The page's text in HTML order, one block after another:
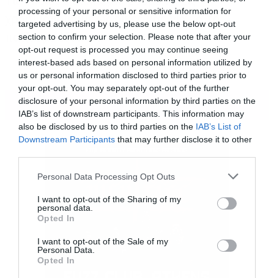
processing of your personal or sensitive information for
targeted advertising by us, please use the below opt-out
section to confirm your selection. Please note that after your
opt-out request is processed you may continue seeing
interest-based ads based on personal information utilized by
us or personal information disclosed to third parties prior to
your opt-out. You may separately opt-out of the further
disclosure of your personal information by third parties on the
IAB’s list of downstream participants. This information may
also be disclosed by us to third parties on the IAB’s List of
Downstream Participants that may further disclose it to other
Please note that this website/app uses one or more Google
not limited to your visit or usage behaviour. You may click to
grant or deny consent to Google and its third-party tags to
use your data for below specified purposes in below Google
consent section.
Personal Data Processing Opt Outs
I want to opt-out of the Sharing of my
personal data.
Opted In
I want to opt-out of the Sale of my
Personal Data.
Opted In
χρησιμοποιούμε ως δικές μας για να το
παίζουμε έξυπνοι.
ΠΕΡΙΣΣΟΤΕΡΑ